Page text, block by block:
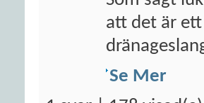
att det är
Se Mer